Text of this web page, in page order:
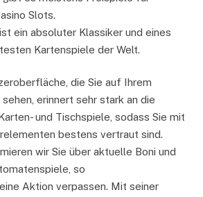
Slots.
ein absoluter Klassiker und eines
Kartenspiele der Welt.
die Sie auf Ihrem
sehen, erinnert sehr stark an die
und Tischspiele, sodass Sie mit
bestens vertraut sind.
wir Sie über aktuelle Boni und
so
Aktion verpassen. Mit seiner